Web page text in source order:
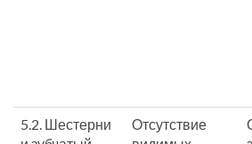
5.2. Шестерни
Отсутствие